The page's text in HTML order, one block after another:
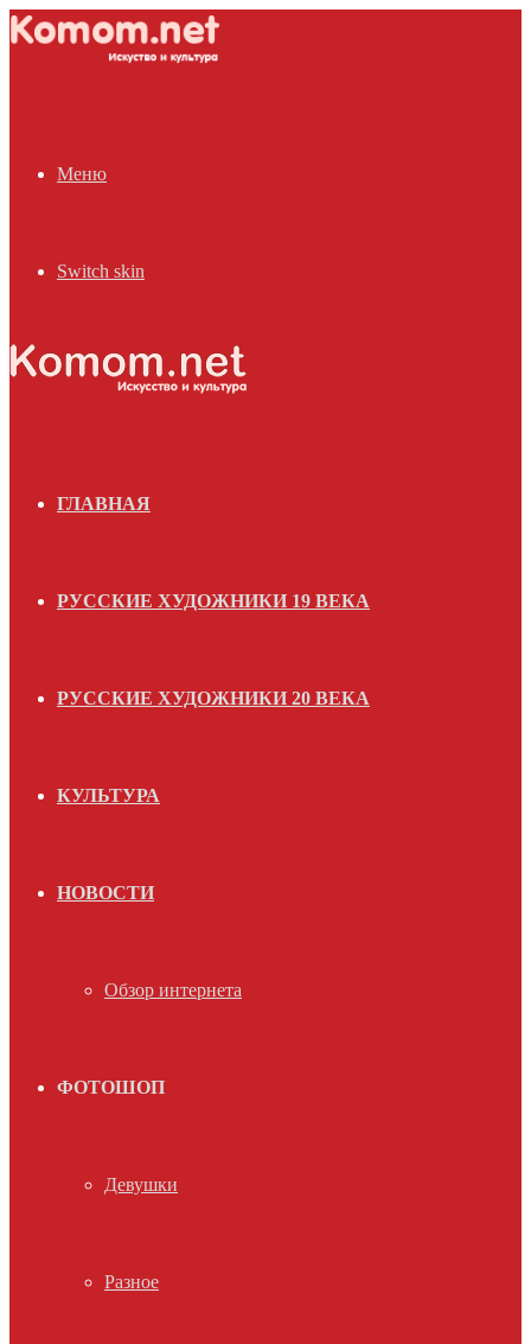
Меню
Switch skin
ГЛАВНАЯ
РУССКИЕ ХУДОЖНИКИ 19 ВЕКА
РУССКИЕ ХУДОЖНИКИ 20 ВЕКА
КУЛЬТУРА
НОВОСТИ
Обзор интернета
ФОТОШОП
Девушки
Разное